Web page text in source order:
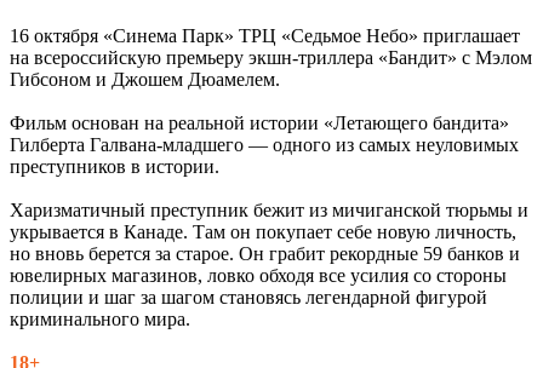
16 октября «Синема Парк» ТРЦ «Седьмое Небо» приглашает
на всероссийскую премьеру экшн-триллера «Бандит» с Мэлом
Гибсоном и Джошем Дюамелем.
Фильм основан на реальной истории «Летающего бандита»
Гилберта Галвана-младшего — одного из самых неуловимых
преступников в истории.
Харизматичный преступник бежит из мичиганской тюрьмы и
укрывается в Канаде. Там он покупает себе новую личность,
но вновь берется за старое. Он грабит рекордные 59 банков и
ювелирных магазинов, ловко обходя все усилия со стороны
полиции и шаг за шагом становясь легендарной фигурой
криминального мира.
18+